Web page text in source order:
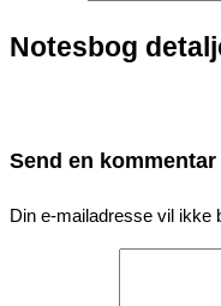
Notesbog
Send en kommentar
Din e-mailadresse vil ikke